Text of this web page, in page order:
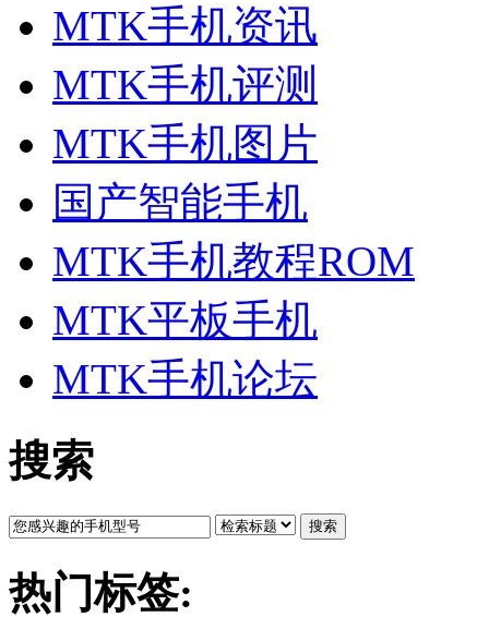
MTK手机资讯
MTK手机评测
MTK手机图片
国产智能手机
MTK手机教程ROM
MTK平板手机
MTK手机论坛
搜索
搜索
热门标签: